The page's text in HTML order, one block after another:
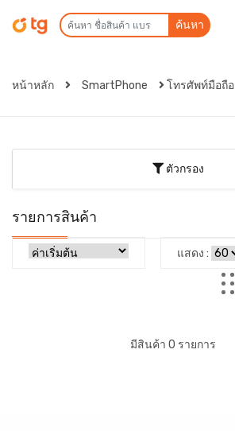
ค้นหา
หน้าหลัก SmartPhone โทรศัพท์มือถือ
ตัวกรอง
รายการสินค้า
แสดง :
มีสินค้า 0 รายการ